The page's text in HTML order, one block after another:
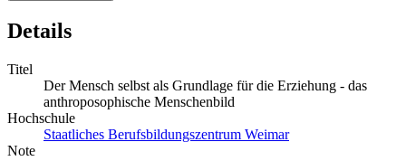
Details
Titel
Der Mensch selbst als Grundlage für die Erziehung - das
anthroposophische Menschenbild
Hochschule
Staatliches Berufsbildungszentrum Weimar
Note